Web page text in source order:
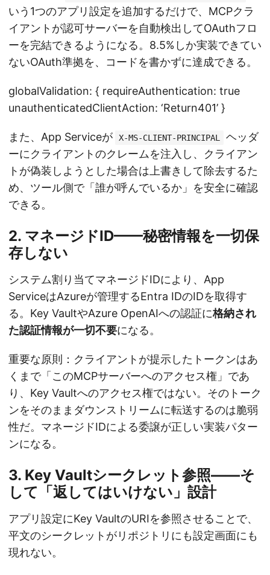
いう1つのアプリ設定を追加するだけで、MCPクラ
イアントが認可サーバーを自動検出してOAuthフロ
ーを完結できるようになる。8.5%しか実装できてい
ないOAuth準拠を、コードを書かずに達成できる。
globalValidation: { requireAuthentication: true
unauthenticatedClientAction: ‘Return401’ }
また、App Serviceが X-MS-CLIENT-PRINCIPAL
ヘッダ
ーにクライアントのクレームを注入し、クライアン
トが偽装しようとした場合は上書きして除去するた
め、ツール側で「誰が呼んでいるか」を安全に確認
できる。
2. マネージドID——秘密情報を一切保
存しない
システム割り当てマネージドIDにより、App
ServiceはAzureが管理するEntra IDのIDを取得す
る。Key VaultやAzure OpenAIへの認証に格納され
た認証情報が一切不要になる。
重要な原則：クライアントが提示したトークンはあ
くまで「このMCPサーバーへのアクセス権」であ
り、Key Vaultへのアクセス権ではない。そのトーク
ンをそのままダウンストリームに転送するのは脆弱
性だ。マネージドIDによる委譲が正しい実装パター
ンになる。
3. Key Vaultシークレット参照——そ
して「返してはいけない」設計
アプリ設定にKey VaultのURIを参照させることで、
平文のシークレットがリポジトリにも設定画面にも
現れない。